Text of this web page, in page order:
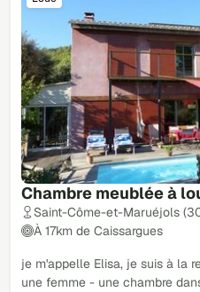
Chambre meublée à
Saint-Côme-et-Maruéjols
À 17km de Caissargues
je m'appelle Elisa, je suis à la
une femme - une chambre